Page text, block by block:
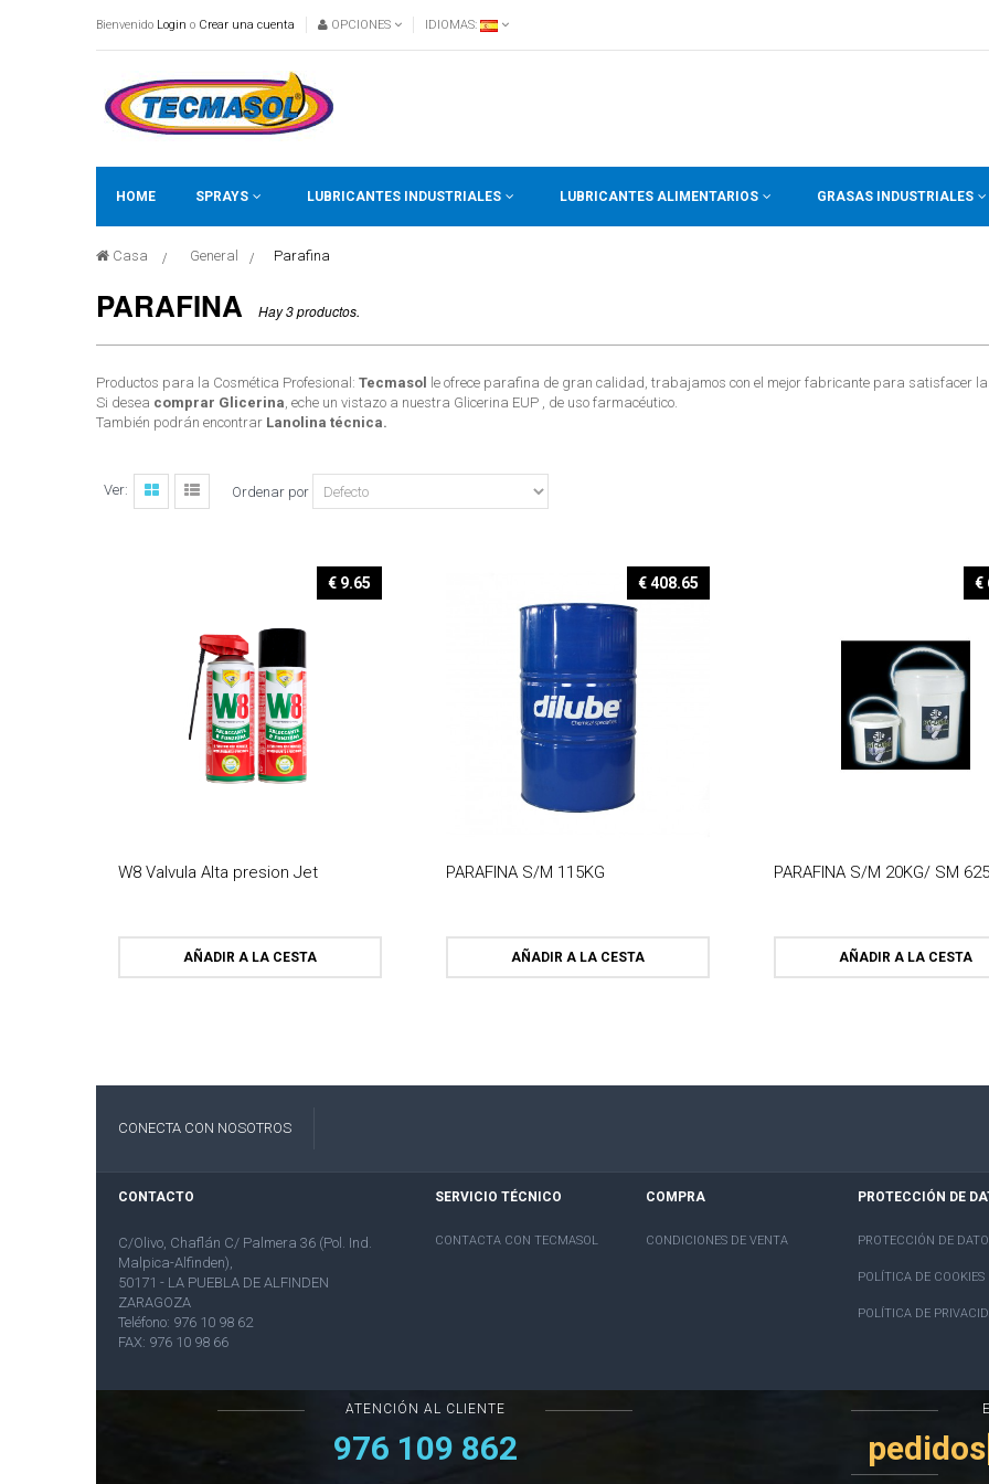
Bienvenido Login o Crear una cuenta OPCIONES IDIOMAS:
HOME SPRAYS LUBRICANTES INDUSTRIALES LUBRICANTES ALIMENTARIOS GRASAS INDUSTRIALES
Casa > General > Parafina
PARAFINA Hay 3 productos.
Productos para la Cosmética Profesional: Tecmasol
le ofrece parafina de gran calidad, trabajamos con el mejor fabricante para satisfacer
Si desea comprar Glicerina, eche un vistazo a nuestra Glicerina EUP , de uso farmacéutico.
También podrán encontrar Lanolina técnica.
Ver: Ordenar por
W8 Valvula Alta presion Jet
€ 9.65
AÑADIR A LA CESTA
PARAFINA S/M 115KG
€ 408.65
AÑADIR A LA CESTA
PARAFINA S/M 20KG/ SM 625
€
AÑADIR A LA CESTA
CONECTA CON NOSOTROS
CONTACTO
C/Olivo, Chaflán C/ Palmera 36 (Pol. Ind.
Malpica-Alfinden),
50171 - LA PUEBLA DE ALFINDEN
ZARAGOZA
Teléfono: 976 10 98 62
FAX: 976 10 98 66
SERVICIO TÉCNICO
CONTACTA CON TECMASOL
COMPRA
CONDICIONES DE VENTA
PROTECCIÓN DE
PROTECCIÓN DE
POLÍTICA DE COOKIES
POLÍTICA DE
ATENCIÓN AL CLIENTE
976 109 862